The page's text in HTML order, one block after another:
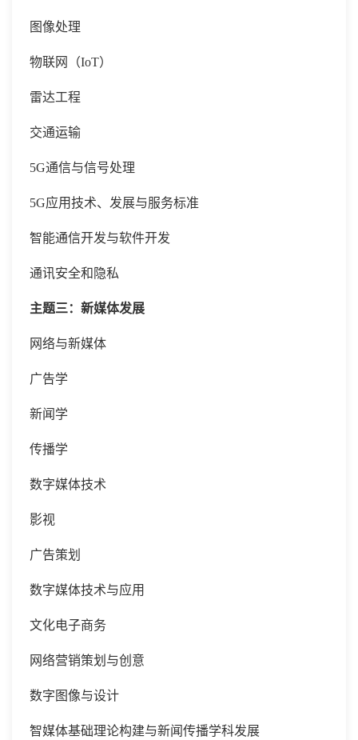
图像处理
物联网（IoT）
雷达工程
交通运输
5G通信与信号处理
5G应用技术、发展与服务标准
智能通信开发与软件开发
通讯安全和隐私
主题三：新媒体发展
网络与新媒体
广告学
新闻学
传播学
数字媒体技术
影视
广告策划
数字媒体技术与应用
文化电子商务
网络营销策划与创意
数字图像与设计
智媒体基础理论构建与新闻传播学科发展